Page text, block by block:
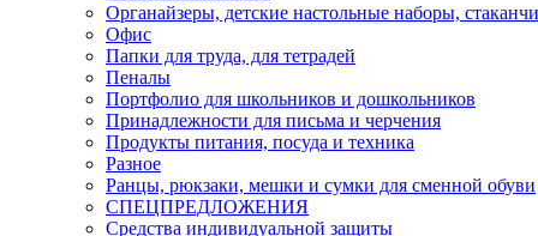
Органайзеры, детские настольные наборы,
Офис
Папки для труда, для тетрадей
Пеналы
Портфолио для школьников и дошкольников
Принадлежности для письма и черчения
Продукты питания, посуда и техника
Разное
Ранцы, рюкзаки, мешки и сумки для сменной обуви
СПЕЦПРЕДЛОЖЕНИЯ
Средства индивидуальной защиты